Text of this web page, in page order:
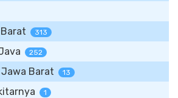
313
252
Barat 13
1